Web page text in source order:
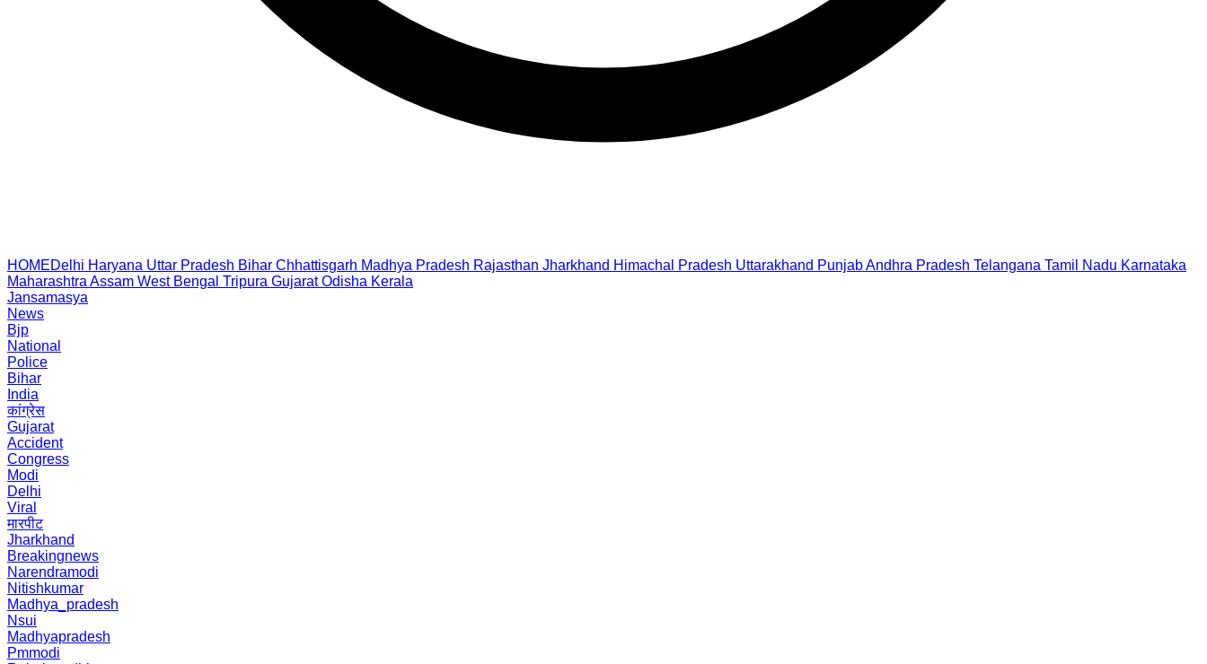
HOMEDelhi Haryana Uttar Pradesh Bihar Chhattisgarh Madhya Pradesh Rajasthan Jharkhand Himachal Pradesh Uttarakhand PunjabAndhra Pradesh Telangana Tamil Nadu Karnataka
Maharashtra Assam West Bengal Tripura Gujarat Odisha Kerala
Jansamasya
News
Bjp
National
Police
Bihar
India
कांग्रेस
Gujarat
Accident
Congress
Modi
Delhi
Viral
मारपीट
Jharkhand
Breakingnews
Narendramodi
Nitishkumar
Madhya_pradesh
Nsui
Madhyapradesh
Pmmodi